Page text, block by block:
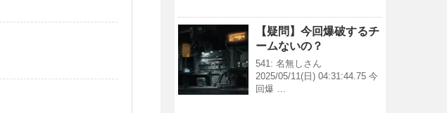
【疑問】今回爆破するチ
ームないの？
541: 名無しさん
2025/05/11(日) 04:31:44.75 今
回爆 …